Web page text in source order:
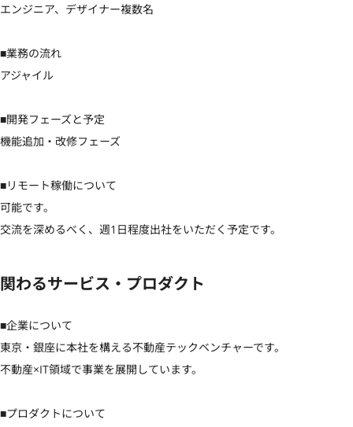
エンジニア、デザイナー複数名
■業務の流れ
アジャイル
■開発フェーズと予定
機能追加・改修フェーズ
■リモート稼働について
可能です。
交流を深めるべく、週1日程度出社をいただく予定です。
関わるサービス・プロダクト
■企業について
東京・銀座に本社を構える不動産テックベンチャーです。
不動産×IT領域で事業を展開しています。
■プロダクトについて